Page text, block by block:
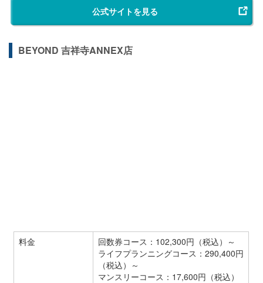
公式サイトを見る
BEYOND 吉祥寺ANNEX店
料金
回数券コース：102,300円（税込）～
ライフプランニングコース：290,400円
（税込）～
マンスリーコース：17,600円（税込）